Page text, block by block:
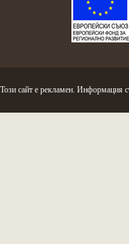
Този сайт е рекламен. Информация